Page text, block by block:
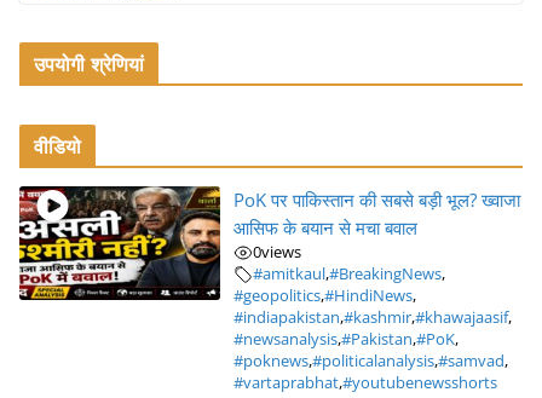
उपयोगी श्रेणियां
वीडियो
PoK पर पाकिस्तान की सबसे बड़ी भूल? ख्वाजा
आसिफ के बयान से मचा बवाल
0views
#amitkaul,#BreakingNews,
#geopolitics,#HindiNews,
#indiapakistan,#kashmir,#khawajaasif,
#newsanalysis,#Pakistan,#PoK,
#poknews,#politicalanalysis,#samvad,
#vartaprabhat,#youtubenewsshorts